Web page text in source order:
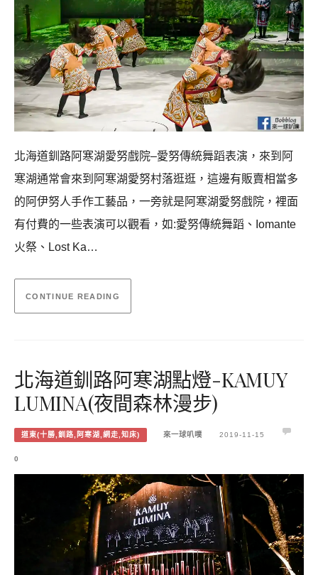
北海道釧路阿寒湖愛努戲院–愛努傳統舞蹈表演，來到阿
寒湖通常會來到阿寒湖愛努村落逛逛，這邊有販賣相當多
的阿伊努人手作工藝品，一旁就是阿寒湖愛努戲院，裡面
有付費的一些表演可以觀看，如:愛努傳統舞蹈、Iomante
火祭、Lost Ka…
CONTINUE READING
北海道釧路阿寒湖點燈-KAMUY
LUMINA(夜間森林漫步)
道東(十勝,釧路,阿寒湖,網走,知床) 來一球叭噗 2019-11-15
0